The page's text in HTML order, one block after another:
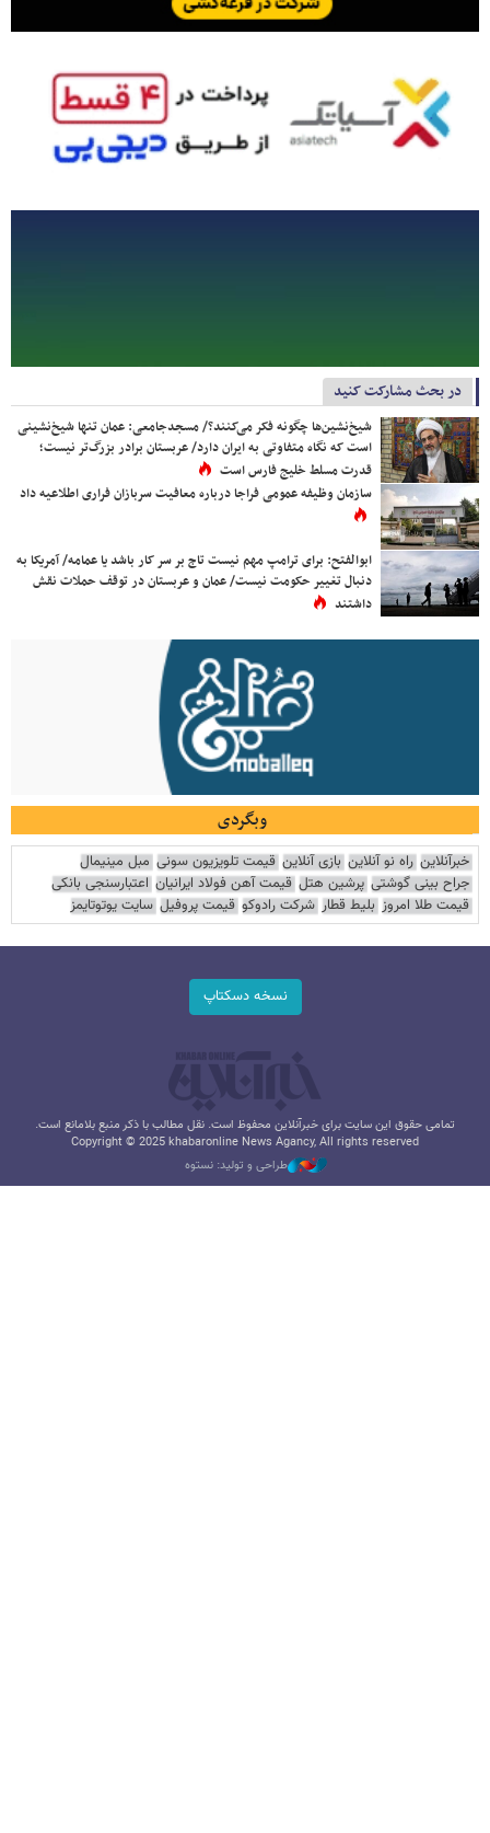
در بحث مشارکت کنید
شیخ‌نشین‌ها چگونه فکر می‌کنند؟/ مسجدجامعی: عمان تنها شیخ‌نشینی
است که نگاه متفاوتی به ایران دارد/ عربستان برادر بزرگ‌تر نیست؛
قدرت مسلط خلیج فارس است
سازمان وظیفه عمومی فراجا درباره معافیت سربازان فراری اطلاعیه داد
ابوالفتح: برای ترامپ مهم نیست تاج بر سر کار باشد یا عمامه/ آمریکا به
دنبال تغییر حکومت نیست/ عمان و عربستان در توقف حملات نقش
داشتند
وبگردی
خبرآنلاین راه نو آنلاین بازی آنلاین قیمت تلویزیون سونی مبل مینیمال
جراح بینی گوشتی پرشین هتل قیمت آهن فولاد ایرانیان اعتبارسنجی بانکی
قیمت طلا امروز بلیط قطار شرکت رادوکو قیمت پروفیل سایت یوتوتایمز
نسخه دسکتاپ
تمامی حقوق این سایت برای خبرآنلاین محفوظ است. نقل مطالب با ذکر منبع بلامانع است.
Copyright © 2025 khabaronline News Agancy, All rights reserved
طراحی و تولید: نستوه